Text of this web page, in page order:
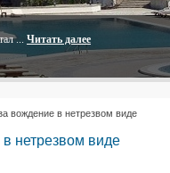
... Читать далее
вождение в нетрезвом виде
нетрезвом виде